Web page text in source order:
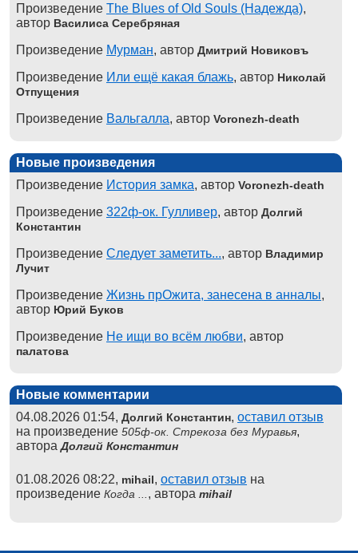
Произведение The Blues of Old Souls (Надежда),
автор Василиса Серебряная
Произведение Мурман, автор Дмитрий Новиковъ
Произведение Или ещё какая блажь, автор Николай
Отпущения
Произведение Вальгалла, автор Voronezh-death
Новые произведения
Произведение История замка, автор Voronezh-death
Произведение 322ф-ок. Гулливер, автор Долгий
Константин
Произведение Следует заметить..., автор Владимир
Лучит
Произведение Жизнь прОжита, занесена в анналы,
автор Юрий Буков
Произведение Не ищи во всём любви, автор
палатова
Новые комментарии
04.08.2026 01:54, Долгий Константин, оставил отзыв
на произведение 505ф-ок. Стрекоза без Муравья,
автораДолгий Константин
01.08.2026 08:22, mihail, оставил отзыв на
произведение Когда ... , автора mihail